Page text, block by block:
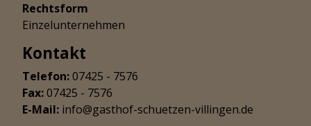
Rechtsform
Einzelunternehmen
Kontakt
Telefon:07425 - 7576
Fax:07425 - 7576
E-Mail: info@gasthof-schuetzen-villingen.de